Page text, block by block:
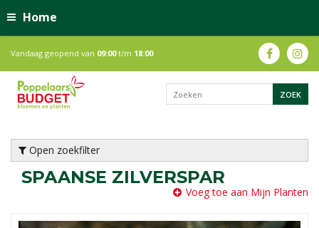
Home
Vandaag geopend van 09:00t/m 18:00
Open zoekfilter
SPAANSE ZILVERSPAR
Voeg toe aan Mijn Planten